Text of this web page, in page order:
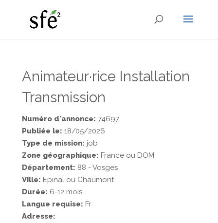
Animateur·rice Installation
Transmission
Numéro d'annonce: 74697
Publiée le: 18/05/2026
Type de mission: job
Zone géographique: France ou DOM
Département: 88 - Vosges
Ville: Epinal ou Chaumont
Durée: 6-12 mois
Langue requise: Fr
Adresse: